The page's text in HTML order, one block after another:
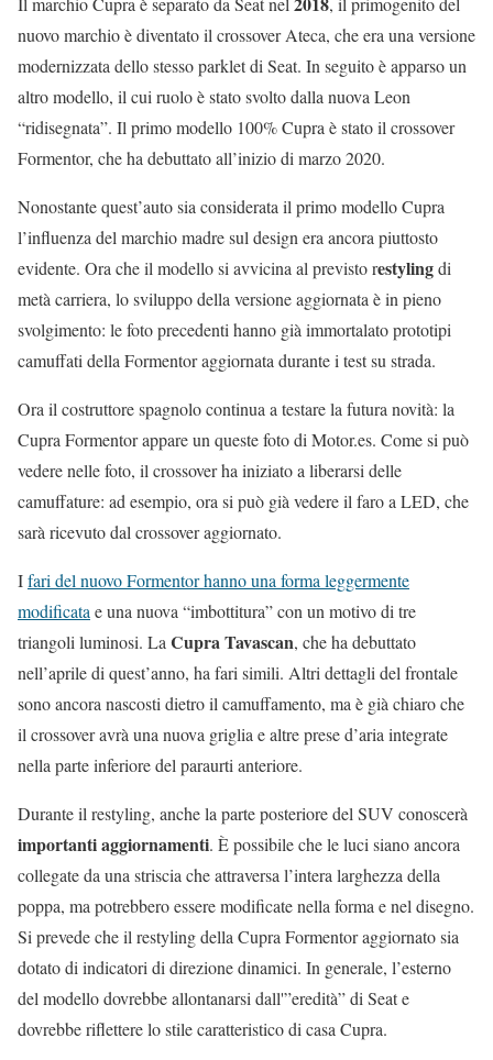
nuovo marchio è diventato il crossover Ateca, che era una versione
modernizzata dello stesso parklet di Seat. In seguito è apparso un
altro modello, il cui ruolo è stato svolto dalla nuova Leon
“ridisegnata”. Il primo modello 100% Cupra è stato il crossover
Formentor, che ha debuttato all’inizio di marzo 2020.
Nonostante quest’auto sia considerata il primo modello Cupra
l’influenza del marchio madre sul design era ancora piuttosto
evidente. Ora che il modello si avvicina al previsto restylingdi
metà carriera, lo sviluppo della versione aggiornata è in pieno
svolgimento: le foto precedenti hanno già immortalato prototipi
camuffati della Formentor aggiornata durante i test su strada.
Ora il costruttore spagnolo continua a testare la futura novità: la
Cupra Formentor appare un queste foto di Motor.es. Come si può
vedere nelle foto, il crossover ha iniziato a liberarsi delle
camuffature: ad esempio, ora si può già vedere il faro a LED, che
sarà ricevuto dal crossover aggiornato.
Ifari del nuovo Formentor hanno una forma leggermente
modificata e una nuova “imbottitura” con un motivo di tre
triangoli luminosi. La Cupra Tavascan, che ha debuttato
nell’aprile di quest’anno, ha fari simili. Altri dettagli del frontale
sono ancora nascosti dietro il camuffamento, ma è già chiaro che
il crossover avrà una nuova griglia e altre prese d’aria integrate
nella parte inferiore del paraurti anteriore.
Durante il restyling, anche la parte posteriore del SUV conoscerà
importanti aggiornamenti. È possibile che le luci siano ancora
collegate da una striscia che attraversa l’intera larghezza della
poppa, ma potrebbero essere modificate nella forma e nel disegno.
Si prevede che il restyling della Cupra Formentor aggiornato sia
dotato di indicatori di direzione dinamici. In generale, l’esterno
del modello dovrebbe allontanarsi dall'”eredità” di Seat e
dovrebbe riflettere lo stile caratteristico di casa Cupra.